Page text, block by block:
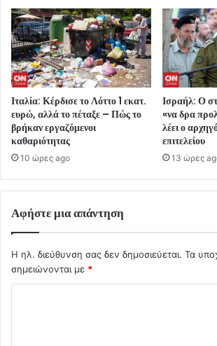
Ιταλία: Κέρδισε το Λόττο 1 εκατ.
ευρώ, αλλά το πέταξε – Πώς το
βρήκαν εργαζόμενοι
καθαριότητας
10 ώρες ago
Ισραήλ: Ο
«να δρα
λέει ο
επιτελείου
13 ώρες
Αφήστε μια απάντηση
Η ηλ. διεύθυνση σας δεν δημοσιεύεται. Τα
σημειώνονται με *